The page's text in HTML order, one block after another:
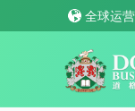
全球运